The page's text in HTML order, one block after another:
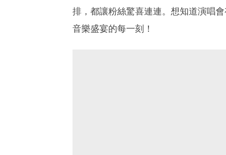
排，都讓粉絲驚喜連連。想知道演唱
音樂盛宴的每一刻！